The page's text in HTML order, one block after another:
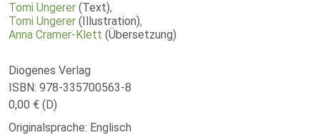
Tomi Ungerer (Text),
Tomi Ungerer (Illustration),
Anna Cramer-Klett (Übersetzung)
Diogenes Verlag
ISBN: 978-335700563-8
0,00 € (D)
Originalsprache: Englisch